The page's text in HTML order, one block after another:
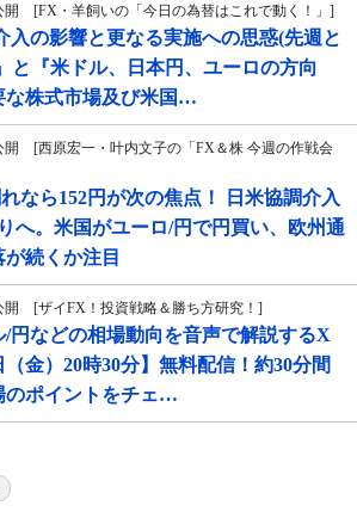
開 [FX・羊飼いの「今日の為替はこれで動く！」]
入の影響と更なる実施への思惑(先週と
と『米ドル、日本円、ユーロの方向
な株式市場及び米国…
開 [西原宏一・叶内文子の「FX＆株 今週の作戦会
なら152円が次の焦点！ 日米協調介入
へ。米国がユーロ/円で円買い、欧州通
続くか注目
開 [ザイFX！投資戦略＆勝ち方研究！]
/円などの相場動向を音声で解説するX
金）20時30分】無料配信！約30分間
のポイントをチェ…